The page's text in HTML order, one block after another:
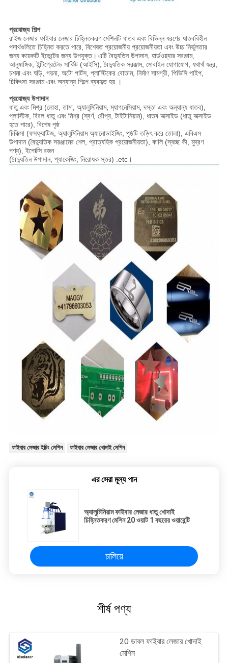
প্রযোজ্য শিল্প
রাইজ লেজার ফাইবার লেজার চিহ্নিতকরণ মেশিনটি ধাতব এবং বিভিন্ন ধরণের ধাতববিহীন
পদার্থগুলিতে চিহ্নিত করতে পারে, বিশেষত প্রয়োজনীয় প্রয়োজনীয়তা এবং উচ্চ নির্ভুলতার
জন্য কয়েকটি ইভেন্টের জন্য উপযুক্ত। এটি বৈদ্যুতিন উপাদান, হার্ডওয়্যার সরঞ্জাম,
আনুষাঙ্গিক, ইন্টিগ্রেটেড সার্কিট (আইসি), বৈদ্যুতিক সরঞ্জাম, মোবাইল যোগাযোগ, যথার্থ যন্ত্র,
চশমা এবং ঘড়ি, গয়না, অটো পার্টস, প্লাস্টিকের বোতাম, নির্মাণ সামগ্রী, পিভিসি পাইপ,
চিকিৎসা সরঞ্জাম এবং অন্যান্য শিল্পে ব্যবহৃত হয় ।
প্রযোজ্য উপাদান
ধাতু এবং মিশ্র (লোহা, তামা, অ্যালুমিনিয়াম, ম্যাগনেসিয়াম, দস্তা এবং অন্যান্য ধাতব),
প্লাস্টিক, বিরল ধাতু এবং মিশ্র (স্বর্ণ, রৌপ্য, টাইটানিয়াম), ধাতব অক্সাইড (ধাতু অক্সাইড
হতে পারে), বিশেষ পৃষ্ঠ
চিকিত্সা (ফসফ্যাটিজ, অ্যালুমিনিয়াম অ্যানোডাইজিং, পৃষ্ঠটি তড়িৎ করে তোলা), এবিএস
উপাদান (বৈদ্যুতিক সরঞ্জামের শেল, প্রাত্যহিক প্রয়োজনীয়তা), কালি (স্বচ্ছ কী, মুদ্রণ
পণ্য), ইপোক্সি রজন
(বৈদ্যুতিন উপাদান, প্যাকেজিং, নিরোধক স্তর) .etc।
ফাইবার লেজার ইচিং মেশিন ফাইবার লেজার খোদাই মেশিন
এর সেরা মূল্য পান
অ্যালুমিনিয়াম ফাইবার লেজার ধাতু খোদাই
চিহ্নিতকরণ মেশিন 20 ওয়াট 1 বছরের ওয়ারেন্টি
চালিয়ে
শীর্ষ পণ্য
20 ডাবল ফাইবার লেজার খোদাই
মেশিন